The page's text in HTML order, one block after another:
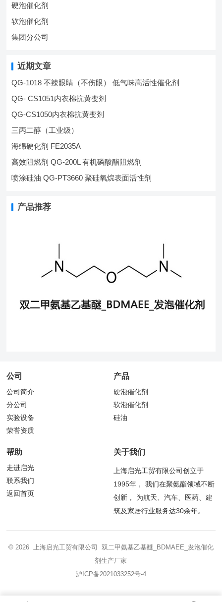
硬泡催化剂
软泡催化剂
集团分公司
近期文章
QG-1018 不辣眼睛（不伤眼） 低气味高活性催化剂
QG- CS1051内衣棉抗黄变剂
QG-CS1050内衣棉抗黄变剂
三丙二醇（工业级）
海绵硬化剂 FE2035A
高效阻燃剂 QG-200L 有机磷酸酯阻燃剂
喷涂硅油 QG-PT3660 聚硅氧烷表面活性剂
产品推荐
公司
公司简介
分公司
实验设备
荣誉资质
产品
硬泡催化剂
软泡催化剂
硅油
帮助
走进启光
联系我们
返回首页
关于我们
上海启光工贸有限公司创立于
1995年， 我们在聚氨酯领域不断
创新， 为航天、汽车、医药、建
筑及家居行业服务达30余年。
© 2026 上海启光工贸有限公司 双二甲氨基乙基醚_BDMAEE_发泡催化
剂生产厂家
沪ICP备2021033252号-4